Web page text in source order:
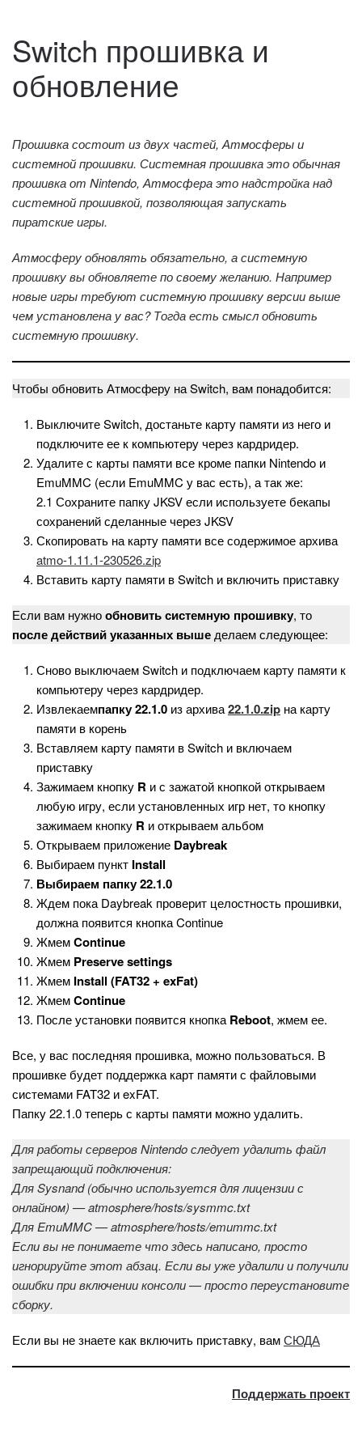
Switch прошивка и
обновление
Прошивка состоит из двух частей, Атмосферы и
системной прошивки. Системная прошивка это обычная
прошивка от Nintendo, Атмосфера это надстройка над
системной прошивкой, позволяющая запускать
пиратские игры.
Атмосферу обновлять обязательно, а системную
прошивку вы обновляете по своему желанию. Например
новые игры требуют системную прошивку версии выше
чем установлена у вас? Тогда есть смысл обновить
системную прошивку.
Чтобы обновить Атмосферу на Switch, вам понадобится:
Выключите Switch, достаньте карту памяти из него и
подключите ее к компьютеру через кардридер.
Удалите с карты памяти все кроме папки Nintendo и
EmuMMC (если EmuMMC у вас есть), а так же:
2.1 Сохраните папку JKSV если используете бекапы
сохранений сделанные через JKSV
Скопировать на карту памяти все содержимое архива
atmo-1.11.1-230526.zip
Вставить карту памяти в Switch и включить приставку
Если вам нужнообновить системную прошивку, то
после действий указанных выше делаем следующее:
Сново выключаем Switch и подключаем карту памяти к
компьютеру через кардридер.
Извлекаемпапку 22.1.0 из архива22.1.0.zip на карту
памяти в корень
Вставляем карту памяти в Switch и включаем
приставку
Зажимаем кнопку R и с зажатой кнопкой открываем
любую игру, если установленных игр нет, то кнопку
зажимаем кнопку R и открываем альбом
Открываем приложение Daybreak
Выбираем пункт Install
Выбираем папку 22.1.0
Ждем пока Daybreak проверит целостность прошивки,
должна появится кнопка Continue
ЖмемContinue
Жмем Preserve settings
Жмем Install (FAT32 + exFat)
ЖмемContinue
После установки появится кнопка Reboot, жмем ее.
Все, у вас последняя прошивка, можно пользоваться. В
прошивке будет поддержка карт памяти с файловыми
системами FAT32 и exFAT.
Папку 22.1.0 теперь с карты памяти можно удалить.
Для работы серверов Nintendo следует удалить файл
запрещающий подключения:
Для Sysnand (обычно используется для лицензии с
онлайном) — atmosphere/hosts/sysmmc.txt
Для EmuMMC — atmosphere/hosts/emummc.txt
Если вы не понимаете что здесь написано, просто
игнорируйте этот абзац. Если вы уже удалили и получили
ошибки при включении консоли — просто переустановите
сборку.
Если вы не знаете как включить приставку, вамСЮДА
Поддержать проект